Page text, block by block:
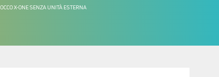
X-ONE SENZA UNITÀ ESTERNA